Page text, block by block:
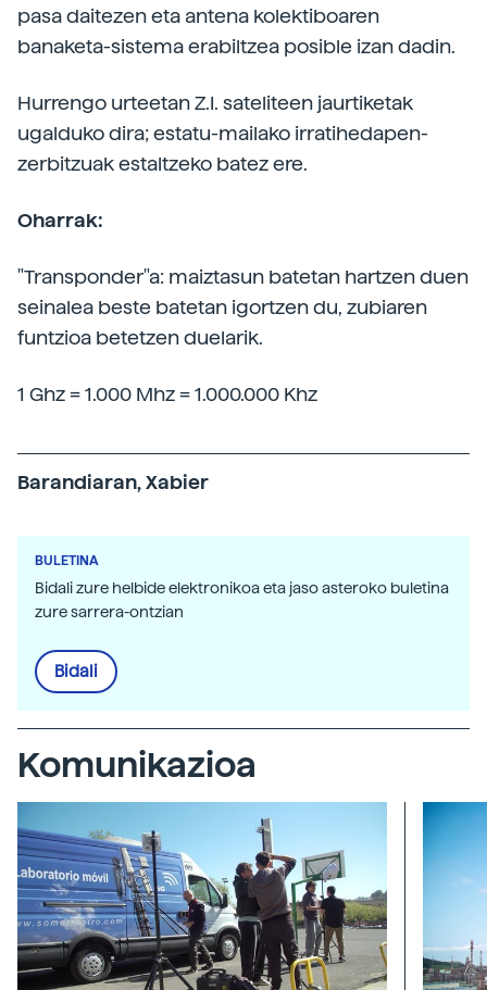
pasa daitezen eta antena kolektiboaren
banaketa-sistema erabiltzea posible izan dadin.
Hurrengo urteetan Z.I. sateliteen jaurtiketak
ugalduko dira; estatu-mailako irratihedapen-
zerbitzuak estaltzeko batez ere.
Oharrak:
"Transponder"a: maiztasun batetan hartzen duen
seinalea beste batetan igortzen du, zubiaren
funtzioa betetzen duelarik.
1 Ghz = 1.000 Mhz = 1.000.000 Khz
Barandiaran, Xabier
BULETINA
Bidali zure helbide elektronikoa eta jaso asteroko buletina
zure sarrera-ontzian
Bidali
Komunikazioa